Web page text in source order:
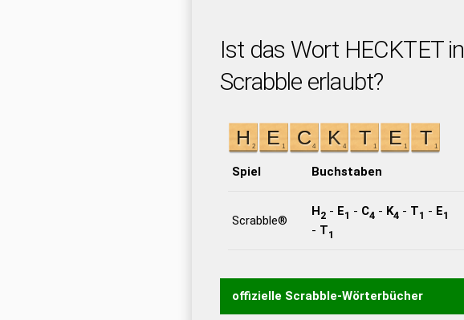
Ist das Wort HECKTET in
Scrabble erlaubt?
Spiel Buchstaben
Scrabble®
H2- E1 - C4 - K4 - T1 - E1
- T1
offizielle Scrabble-Wörterbücher